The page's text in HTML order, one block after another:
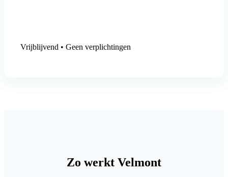
Vrijblijvend • Geen verplichtingen
Zo werkt Velmont